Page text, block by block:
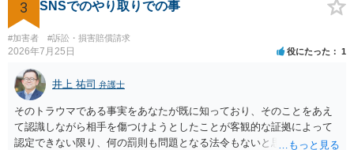
して、要求された金額(1000円程度)の電子マネーを送信してしまいま
した。 そこから、撮影するまで暇なので顔の雰囲気の写真を交換して
欲しい、住んでいる都道府県と区を教えてと言われたので教えたりと
言ったやり取りをしていました。 というやりとりは、青少年条例違反
（わいせつ行為）の疑いがあります。18歳未満と知らなくても処罰可
能です。
3 SNSでのやり取りでの事
#加害者 #訴訟・損害賠償請求
2026年7月25日 役にたった 1
井上 祐司 弁護士
そのトラウマである事実をあなたが既に知っており、そのことをあえ
て認識しながら相手を傷つけようとしたことが客観的な証拠によって
認定できない限り、何の罰則も問題となる法令もないと思われます。